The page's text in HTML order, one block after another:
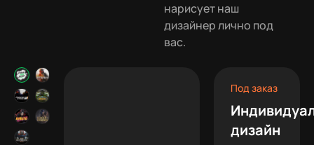
нарисует наш
дизайнер лично под
вас.
Под заказ
дизайн